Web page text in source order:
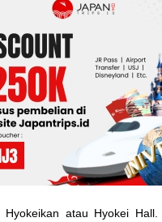
atau Hyokei